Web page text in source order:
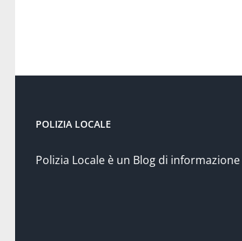
POLIZIA LOCALE
Polizia Locale è un Blog di